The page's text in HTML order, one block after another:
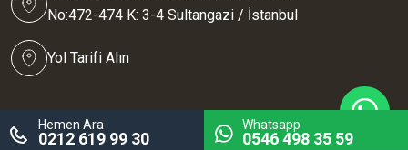
No:472-474 K: 3-4 Sultangazi / İstanbul
Yol Tarifi Alın
Hemen Ara
0212 619 99 30
Whatsapp
0546 498 35 59